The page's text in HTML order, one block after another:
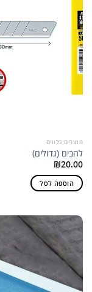
מוצרים נלווים
להבים (גדולים)
₪20.00
הוספה לסל